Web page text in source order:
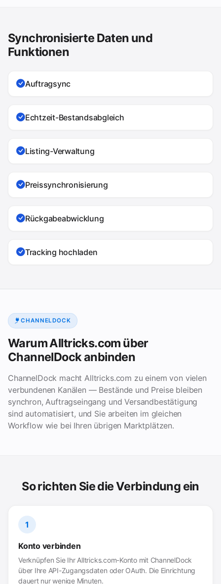
Synchronisierte Daten und
Funktionen
Auftragsync
Echtzeit-Bestandsabgleich
Listing-Verwaltung
Preissynchronisierung
Rückgabeabwicklung
Tracking hochladen
CHANNELDOCK
Warum Alltricks.com über
ChannelDock anbinden
ChannelDock macht Alltricks.com zu einem von vielen
verbundenen Kanälen — Bestände und Preise bleiben
synchron, Auftragseingang und Versandbestätigung
sind automatisiert, und Sie arbeiten im gleichen
Workflow wie bei Ihren übrigen Marktplätzen.
So richten Sie die Verbindung ein
1
Konto verbinden
Verknüpfen Sie Ihr Alltricks.com-Konto mit ChannelDock
über Ihre API-Zugangsdaten oder OAuth. Die Einrichtung
dauert nur wenige Minuten.